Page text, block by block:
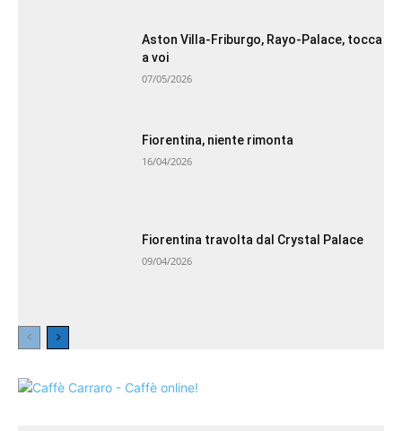
Aston Villa-Friburgo, Rayo-Palace, tocca
a voi
07/05/2026
Fiorentina, niente rimonta
16/04/2026
Fiorentina travolta dal Crystal Palace
09/04/2026